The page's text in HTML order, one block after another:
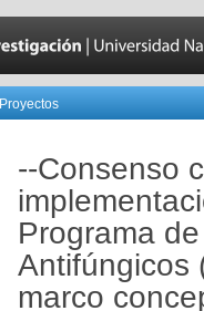
Proyectos
--Consenso
Programa
Antifúngicos
marco